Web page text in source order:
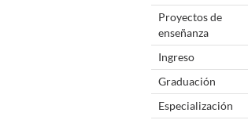
Proyectos de
enseñanza
Ingreso
Graduación
Especialización